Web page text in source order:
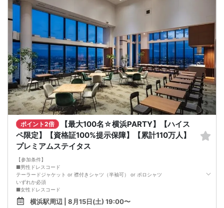
ロメロ・ブリットの作品が彩る店内。
飲んで、食べて、笑って、自然に距離が近づく。
貸切だからこそできる、特別な交流の時間。
次の休日を、ちょっとだけワクワクにしませんか？
ポイント2倍
【最大100名☆横浜PARTY】【ハイス
ペ限定】【資格証100%提示保障】【累計110万人】
プレミアムステイタス
【参加条件】
■男性ドレスコード
テーラードジャケット or 襟付きシャツ（半袖可） or ポロシャツ
いずれか必須
■女性ドレスコード
ワンピースなどお洒落な服装でご参加下さい。
■男性参加資格
横浜駅周辺 | 8月15日(土) 19:00〜